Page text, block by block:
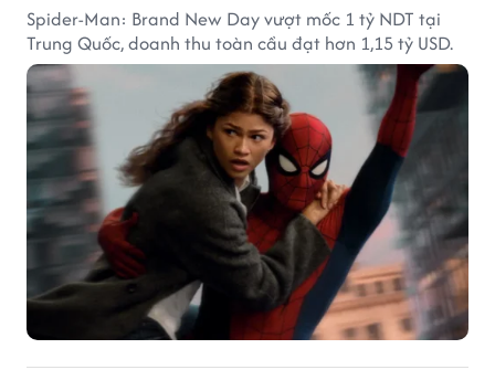
Spider-Man: Brand New Day vượt mốc 1 tỷ NDT tại
Trung Quốc, doanh thu toàn cầu đạt hơn 1,15 tỷ USD.